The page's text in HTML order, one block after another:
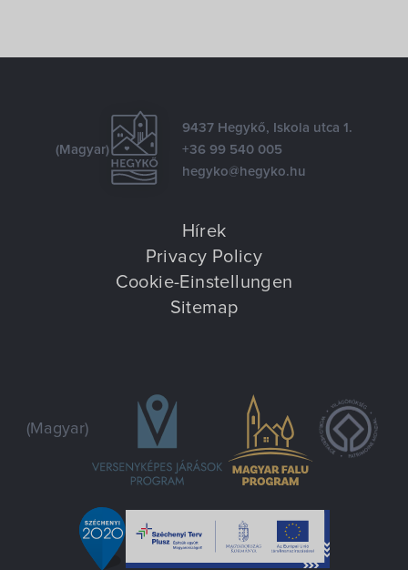
(Magyar)
9437 Hegykő, Iskola utca 1.
+36 99 540 005
hegyko@hegyko.hu
Hírek
Privacy Policy
Cookie-Einstellungen
Sitemap
(Magyar)